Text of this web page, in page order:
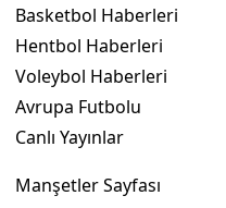
Basketbol Haberleri
Hentbol Haberleri
Voleybol Haberleri
Avrupa Futbolu
Canlı Yayınlar
Manşetler Sayfası